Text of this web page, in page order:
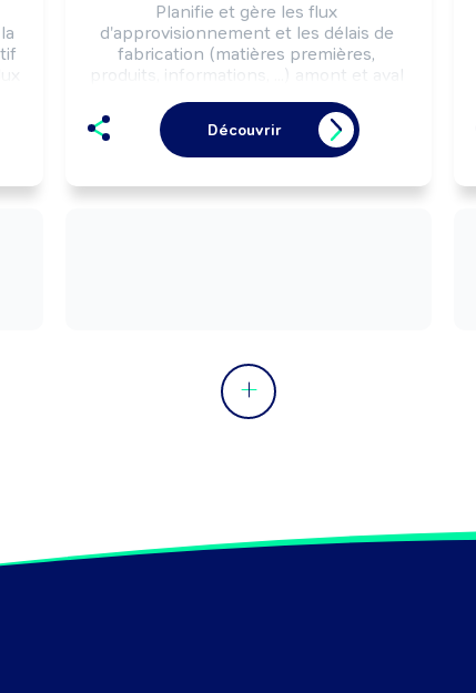
Planifie et gère les flux
d'approvisionnement et les délais de
fabrication (matières premières,
produits, informations, ...) amont et aval
commandes et des impératifs de
l'entreprise.
Peut coordonner une équipe
manutention, ...).
Découvrir